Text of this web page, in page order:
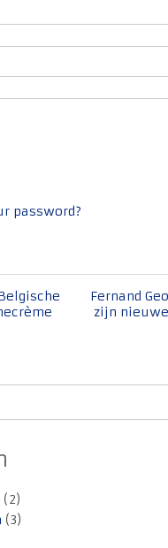
password?
Fernand
zijn
(2)
(3)